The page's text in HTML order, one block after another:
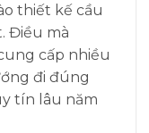
thiết kế cầu
Điều mà
cấp nhiều
đi đúng
tín lâu năm